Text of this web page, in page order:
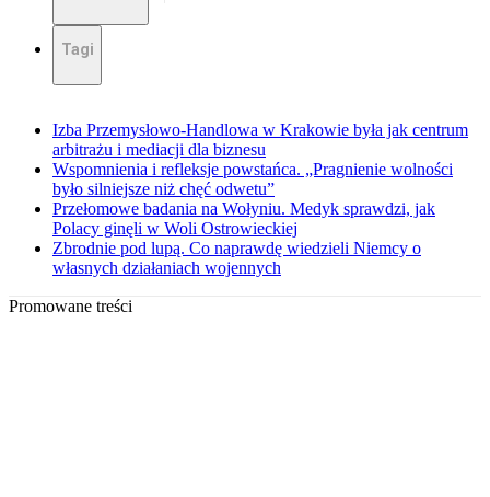
Tagi
Izba Przemysłowo-Handlowa w Krakowie była jak centrum
arbitrażu i mediacji dla biznesu
Wspomnienia i refleksje powstańca. „Pragnienie wolności
było silniejsze niż chęć odwetu”
Przełomowe badania na Wołyniu. Medyk sprawdzi, jak
Polacy ginęli w Woli Ostrowieckiej
Zbrodnie pod lupą. Co naprawdę wiedzieli Niemcy o
własnych działaniach wojennych
Promowane treści